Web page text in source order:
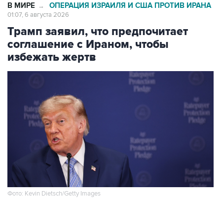
В МИРЕ → ОПЕРАЦИЯ ИЗРАИЛЯ И США ПРОТИВ ИРАНА
01:07, 6 августа 2026
Трамп заявил, что предпочитает
соглашение с Ираном, чтобы
избежать жертв
Фото: Kevin Dietsch/Getty Images